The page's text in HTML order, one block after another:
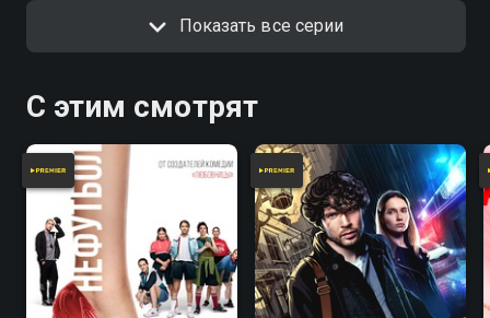
Показать все серии
С этим смотрят